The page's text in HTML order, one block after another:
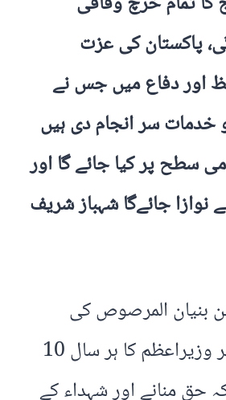
پاکستان کی عزت
اور دفاع میں جس نے
سر انجام دی ہیں
سطح پر کیا جائے گا اور
نوازا جائےگا شہبازشریف
بنیان المرصوص کی
شاندار کامیابی پر وزیراعظم کا ہر سال 10
حق منانے اور شہداء کے